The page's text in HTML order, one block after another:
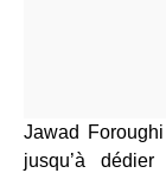
Jawad
jusqu’à